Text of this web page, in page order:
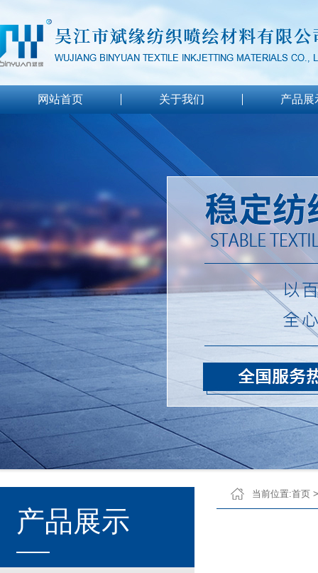
网站首页 关于我们 产品展
产品展示
当前位置:首页